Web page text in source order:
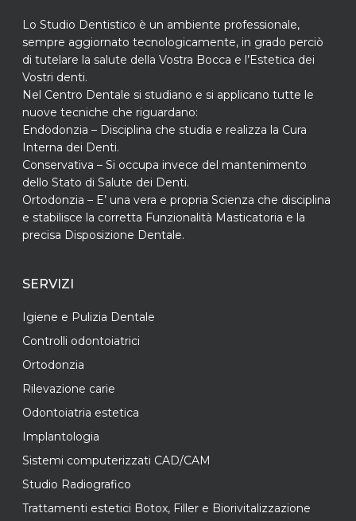
Lo Studio Dentistico è un ambiente professionale,
sempre aggiornato tecnologicamente, in grado perciò
di tutelare la salute della Vostra Bocca e l’Estetica dei
Vostri denti.
Nel Centro Dentale si studiano e si applicano tutte le
nuove tecniche che riguardano:
Endodonzia – Disciplina che studia e realizza la Cura
Interna dei Denti.
Conservativa – Si occupa invece del mantenimento
dello Stato di Salute dei Denti.
Ortodonzia – E’ una vera e propria Scienza che disciplina
e stabilisce la corretta Funzionalità Masticatoria e la
precisa Disposizione Dentale.
SERVIZI
Igiene e Pulizia Dentale
Controlli odontoiatrici
Ortodonzia
Rilevazione carie
Odontoiatria estetica
Implantologia
Sistemi computerizzati CAD/CAM
Studio Radiografico
Trattamenti estetici Botox, Filler e Biorivitalizzazione